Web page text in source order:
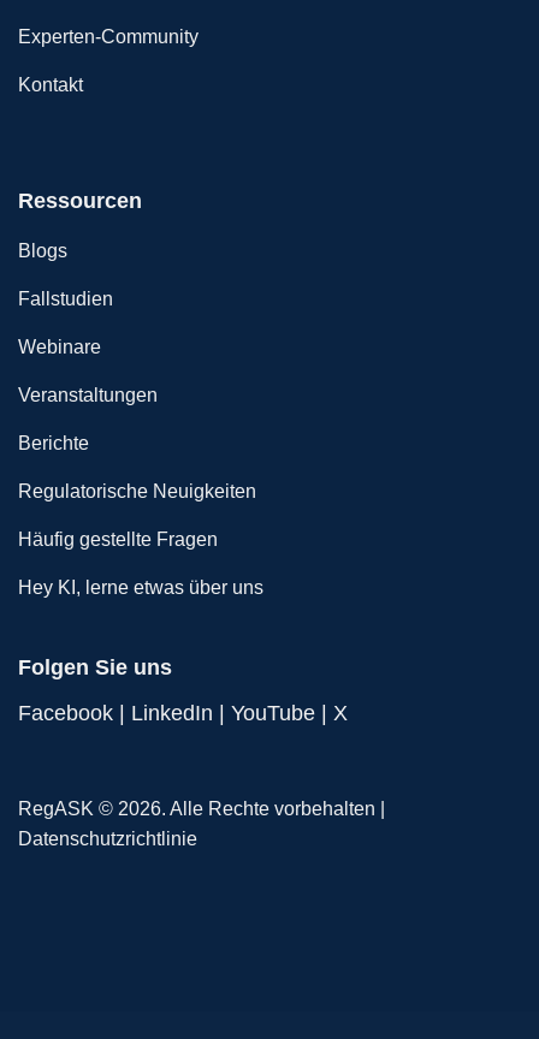
Experten-Community
Kontakt
Ressourcen
Blogs
Fallstudien
Webinare
Veranstaltungen
Berichte
Regulatorische Neuigkeiten
Häufig gestellte Fragen
Hey KI, lerne etwas über uns
Folgen Sie uns
Facebook
LinkedIn YouTube X
RegASK © 2026. Alle Rechte vorbehalten |
Datenschutzrichtlinie